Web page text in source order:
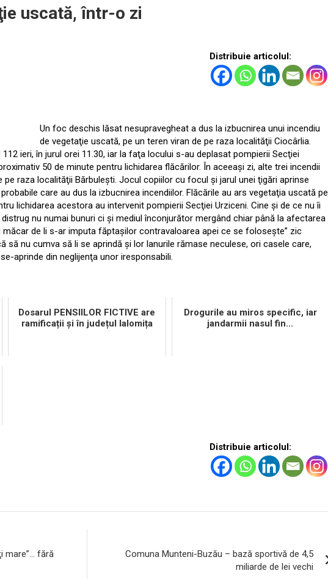
uscată, într-o zi
Distribuie articolul:
Un foc deschis lăsat nesupravegheat a dus la izbucnirea unui incendiu
de vegetaţie uscată, pe un teren viran de pe raza localităţii Ciocârlia.
ieri, în jurul orei 11.30, iar la faţa locului s-au deplasat pompierii Secţiei
50 de minute pentru lichidarea flăcărilor. În aceeaşi zi, alte trei incendii
raza localităţii Bărbuleşti. Jocul copiilor cu focul şi jarul unei ţigări aprinse
care au dus la izbucnirea incendiilor. Flăcările au ars vegetaţia uscată pe
lichidarea acestora au intervenit pompierii Secţiei Urziceni. Cine şi de ce nu îi
nu numai bunuri ci şi mediul înconjurător mergând chiar până la afectarea
măcar de li s-ar imputa făptaşilor contravaloarea apei ce se foloseşte” zic
să nu cumva să li se aprindă şi lor lanurile rămase neculese, ori casele care,
aprinde din neglijenţa unor iresponsabili.
Dosarul PENSIILOR FICTIVE are
ramificații și în județul Ialomița
Drogurile au miros specific, iar
jandarmii nasul fin...
Distribuie articolul:
mare”… fără
Comuna Munteni-Buzău – bază sportivă de 4,5
miliarde de lei vechi